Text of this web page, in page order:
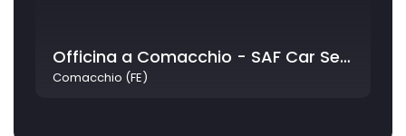
Officina a Comacchio - SAF Car Service
Comacchio (FE)